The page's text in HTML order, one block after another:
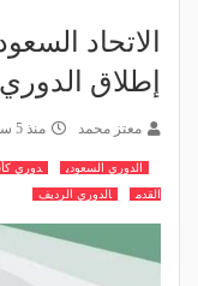
الاتحاد
إطلاق
معتز محمد منذ 5 سنوات
الدوري السعودي دوري
القدم
الدوري الرديف